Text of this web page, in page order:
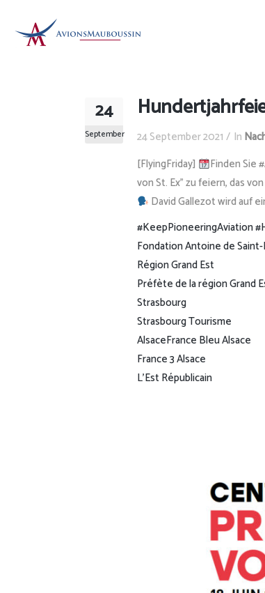
24
September 24 September 2021 In
[FlyingFriday]
Finden Sie
von St. Ex” zu feiern, das
David Gallezot wird auf
#KeepPioneeringAviation
Fondation Antoine de
Région Grand Est
Préfète de la région Grand
Strasbourg
Strasbourg Tourisme
AlsaceFrance Bleu Alsace
France 3 Alsace
L’Est Républicain